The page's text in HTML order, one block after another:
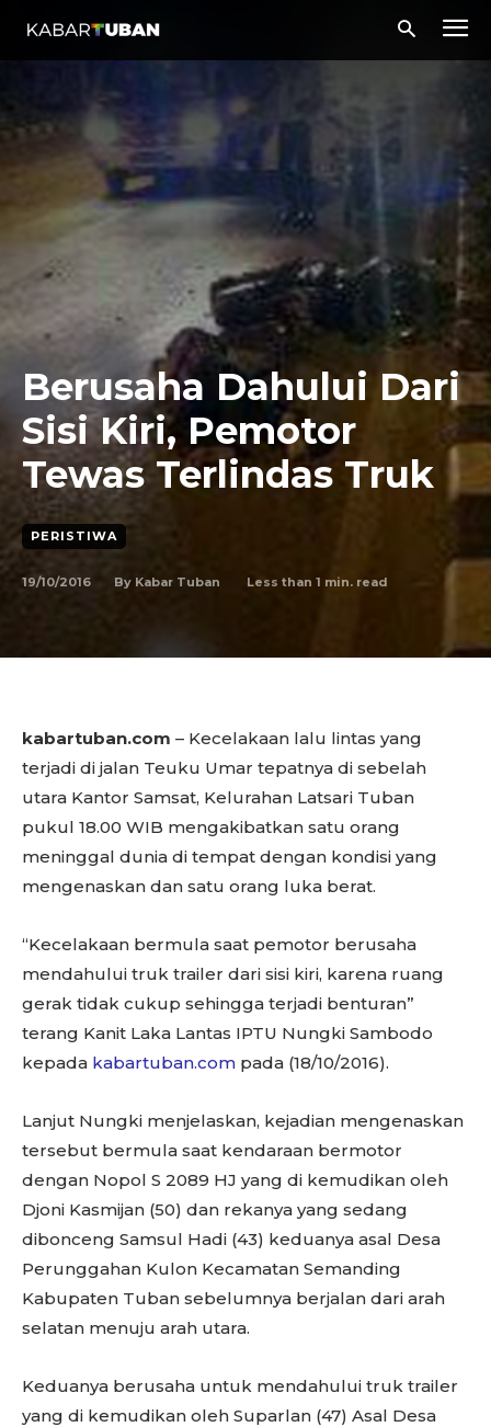
Berusaha Dahului Dari
Sisi Kiri, Pemotor
Tewas Terlindas Truk
PERISTIWA
19/10/2016 By Kabar Tuban Less than 1 min. read
kabartuban.com – Kecelakaan lalu lintas yang
terjadi di jalan Teuku Umar tepatnya di sebelah
utara Kantor Samsat, Kelurahan Latsari Tuban
pukul 18.00 WIB mengakibatkan satu orang
meninggal dunia di tempat dengan kondisi yang
mengenaskan dan satu orang luka berat.
“Kecelakaan bermula saat pemotor berusaha
mendahului truk trailer dari sisi kiri, karena ruang
gerak tidak cukup sehingga terjadi benturan”
terang Kanit Laka Lantas IPTU Nungki Sambodo
kepada kabartuban.com pada (18/10/2016).
Lanjut Nungki menjelaskan, kejadian mengenaskan
tersebut bermula saat kendaraan bermotor
dengan Nopol S 2089 HJ yang di kemudikan oleh
Djoni Kasmijan (50) dan rekanya yang sedang
dibonceng Samsul Hadi (43) keduanya asal Desa
Perunggahan Kulon Kecamatan Semanding
Kabupaten Tuban sebelumnya berjalan dari arah
selatan menuju arah utara.
Keduanya berusaha untuk mendahului truk trailer
yang di kemudikan oleh Suparlan (47) Asal Desa